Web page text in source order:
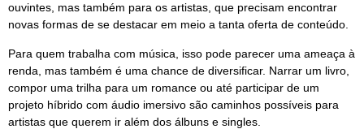
ouvintes, mas também para os artistas, que precisam encontrar
novas formas de se destacar em meio a tanta oferta de conteúdo.
Para quem trabalha com música, isso pode parecer uma ameaça à
renda, mas também é uma chance de diversificar. Narrar um livro,
compor uma trilha para um romance ou até participar de um
projeto híbrido com áudio imersivo são caminhos possíveis para
artistas que querem ir além dos álbuns e singles.